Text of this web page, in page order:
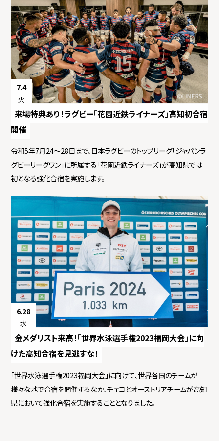
7.4
火
来場特典あり！ラグビー「花園近鉄ライナーズ」高知初合宿
開催
令和5年7月24〜28日まで、日本ラグビーのトップリーグ「ジャパンラ
グビーリーグワン」に所属する「花園近鉄ライナーズ」が高知県では
初となる強化合宿を実施します。
6.28
水
金メダリスト来高！「世界水泳選手権2023福岡大会」に向
けた高知合宿を見逃すな！
「世界水泳選手権2023福岡大会」に向けて、世界各国のチームが
様々な地で合宿を開催するなか、チェコとオーストリアチームが高知
県において強化合宿を実施することとなりました。